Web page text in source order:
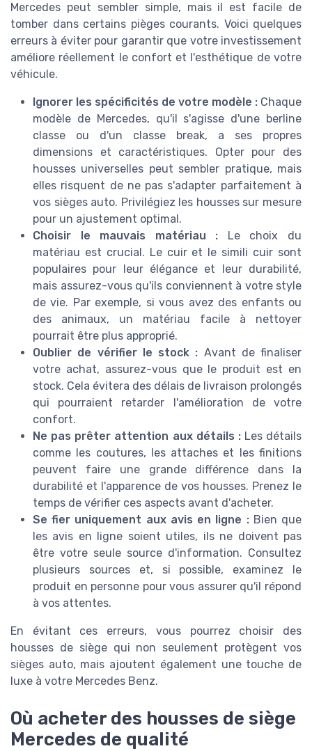
Mercedes peut sembler simple, mais il est facile de
tomber dans certains pièges courants. Voici quelques
erreurs à éviter pour garantir que votre investissement
améliore réellement le confort et l'esthétique de votre
véhicule.
Ignorer les spécificités de votre modèle : Chaque
modèle de Mercedes, qu'il s'agisse d'une berline
classe ou d'un classe break, a ses propres
dimensions et caractéristiques. Opter pour des
housses universelles peut sembler pratique, mais
elles risquent de ne pas s'adapter parfaitement à
vos sièges auto. Privilégiez les housses sur mesure
pour un ajustement optimal.
Choisir le mauvais matériau : Le choix du
matériau est crucial. Le cuir et le simili cuir sont
populaires pour leur élégance et leur durabilité,
mais assurez-vous qu'ils conviennent à votre style
de vie. Par exemple, si vous avez des enfants ou
des animaux, un matériau facile à nettoyer
pourrait être plus approprié.
Oublier de vérifier le stock : Avant de finaliser
votre achat, assurez-vous que le produit est en
stock. Cela évitera des délais de livraison prolongés
qui pourraient retarder l'amélioration de votre
confort.
Ne pas prêter attention aux détails :Les détails
comme les coutures, les attaches et les finitions
peuvent faire une grande différence dans la
durabilité et l'apparence de vos housses. Prenez le
temps de vérifier ces aspects avant d'acheter.
Se fier uniquement aux avis en ligne :Bien que
les avis en ligne soient utiles, ils ne doivent pas
être votre seule source d'information. Consultez
plusieurs sources et, si possible, examinez le
produit en personne pour vous assurer qu'il répond
à vos attentes.
En évitant ces erreurs, vous pourrez choisir des
housses de siège qui non seulement protègent vos
sièges auto, mais ajoutent également une touche de
luxe à votre Mercedes Benz.
Où acheter des housses de siège
Mercedes de qualité